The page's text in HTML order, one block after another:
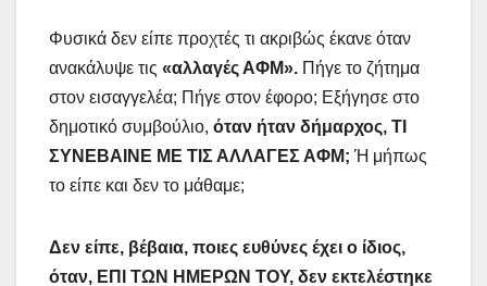
Φυσικά δεν είπε προχτές τι ακριβώς έκανε όταν
ανακάλυψε τις «αλλαγές ΑΦΜ». Πήγε το ζήτημα
στον εισαγγελέα; Πήγε στον έφορο; Εξήγησε στο
δημοτικό συμβούλιο, όταν ήταν δήμαρχος, ΤΙ
ΣΥΝΕΒΑΙΝΕ ΜΕ ΤΙΣ ΑΛΛΑΓΕΣ ΑΦΜ; Ή μήπως
το είπε και δεν το μάθαμε;
Δεν είπε, βέβαια, ποιες ευθύνες έχει ο ίδιος,
όταν, ΕΠΙ ΤΩΝ ΗΜΕΡΩΝ ΤΟΥ, δεν εκτελέστηκε